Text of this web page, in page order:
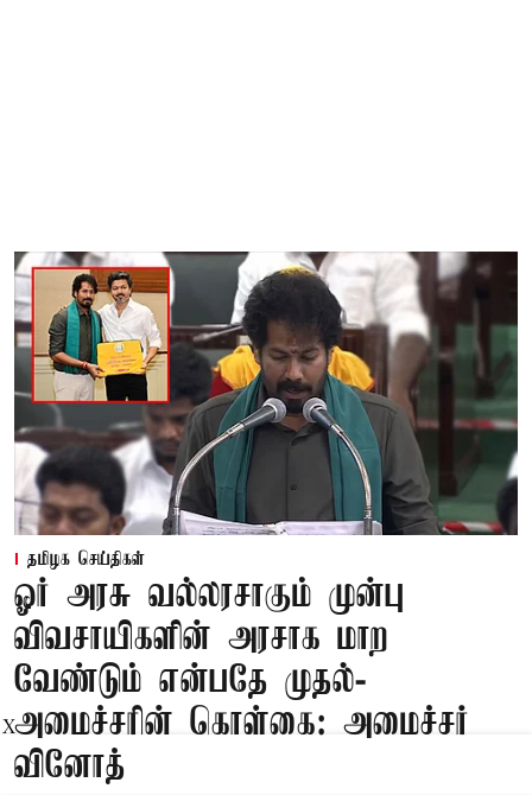
தமிழக செய்திகள்
ஓர் அரசு வல்லரசாகும் முன்பு
விவசாயிகளின் அரசாக மாற
வேண்டும் என்பதே முதல்-
அமைச்சரின் கொள்கை: அமைச்சர்
வினோத்
X